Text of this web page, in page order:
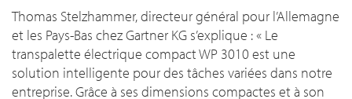
Thomas Stelzhammer, directeur général pour l’Allemagne
et les Pays-Bas chez Gartner KG s’explique : « Le
transpalette électrique compact WP 3010 est une
solution intelligente pour des tâches variées dans notre
entreprise. Grâce à ses dimensions compactes et à son